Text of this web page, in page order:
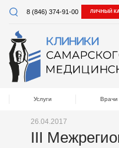
8 (846) 374-91-00 ЛИЧНЫЙ
Услуги Врачи
26.04.2017
III